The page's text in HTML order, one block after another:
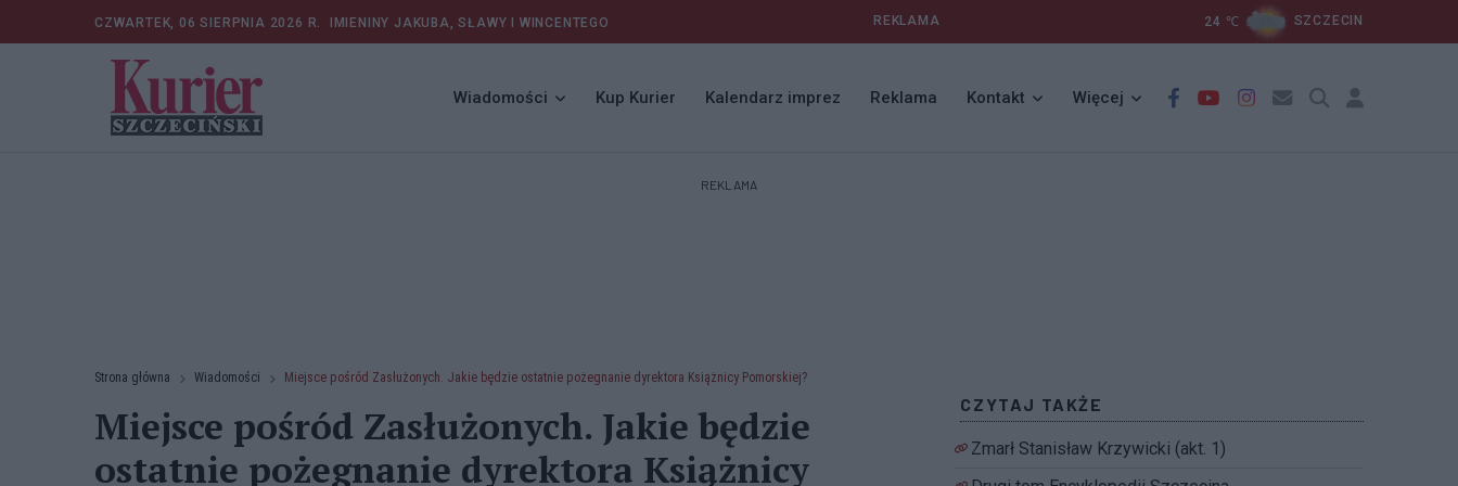
CZWARTEK, 06 SIERPNIA 2026 R. IMIENINY JAKUBA, SŁAWY I WINCENTEGO REKLAMA 24 ℃ SZCZECIN
Wiadomości Kup Kurier Kalendarz imprez Reklama Kontakt Więcej
REKLAMA
Strona główna Wiadomości Miejsce pośród Zasłużonych. Jakie będzie ostatnie pożegnanie dyrektora Książnicy Pomorskiej?
Miejsce pośród Zasłużonych. Jakie będzie
ostatnie pożegnanie dyrektora Książnicy
CZYTAJ TAKŻE
Zmarł Stanisław Krzywicki (akt. 1)